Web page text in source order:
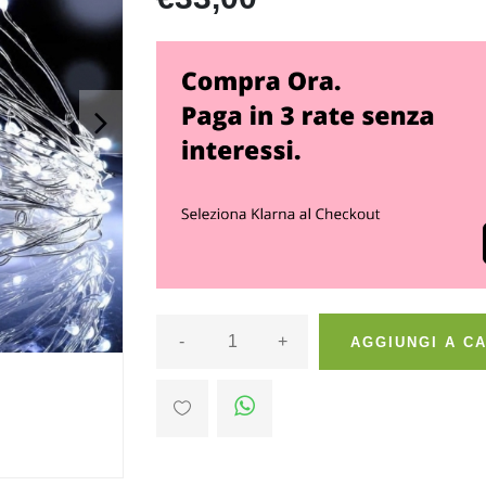
>
- + AGGIUNGI A